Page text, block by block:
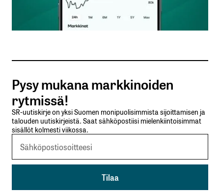
Sähköpostiosoitteesi
Tilaa SalkunRakentajan uutiskirje
Lähetä kommentti
Pysy mukana markkinoiden
rytmissä!
SR-uutiskirje on yksi Suomen monipuolisimmista sijoittamisen ja
talouden uutiskirjeistä. Saat sähköpostiisi mielenkiintoisimmat
sisällöt kolmesti viikossa.